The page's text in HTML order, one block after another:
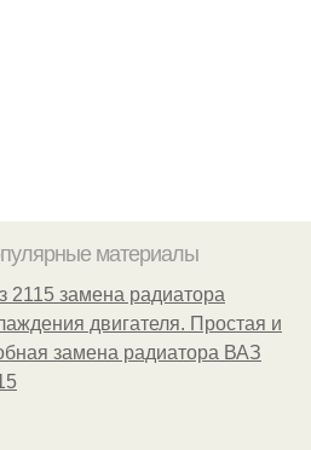
материалы
2115 замена радиатора
двигателя. Простая и
замена радиатора ВАЗ